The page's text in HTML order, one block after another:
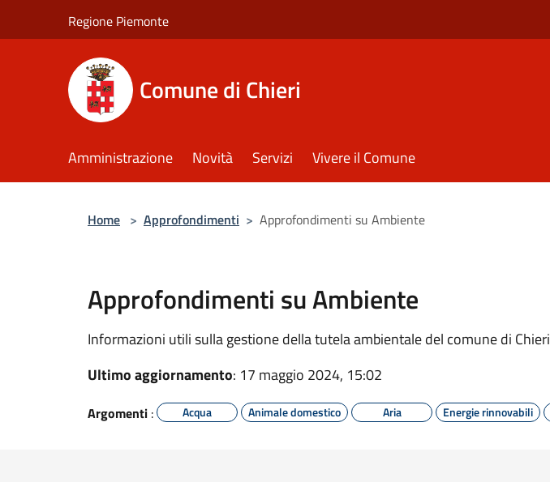
Regione Piemonte
Comune di Chieri
Amministrazione Novità Servizi Vivere il Comune
Home > Approfondimenti > Approfondimenti su Ambiente
Approfondimenti su Ambiente
Informazioni utili sulla gestione della tutela ambientale del comune di Chieri
Ultimo aggiornamento: 17 maggio 2024, 15:02
Argomenti : Acqua Animale domestico Aria Energie rinnovabili